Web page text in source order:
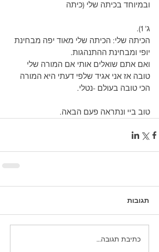
ובמיוחד בכיתה שלי (כיתה
ג' 1).
הכיתה שלי: הכיתה שלי מאוד יפה מבחינת
יופי ומבחינת ההתנהגות.
ואם אתם שואלים אותי אם המורה שלי
טובה אז אני אגיד שלפי דעתי היא המורה
הכי טובה בעולם -נטלי.
טוב ביי ונתראה פעם הבאה.
תגובות
כתיבת תגובה...